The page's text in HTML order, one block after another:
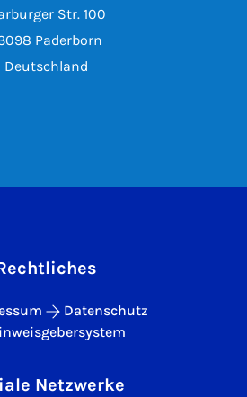
Str. 100
Paderborn
Deutschland
Datenschutz
Netzwerke